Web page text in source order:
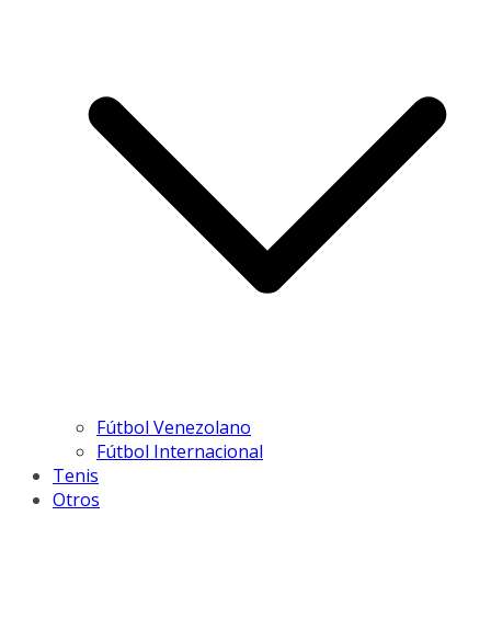
Fútbol Venezolano
Fútbol Internacional
Tenis
Otros